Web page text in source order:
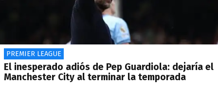
PREMIER LEAGUE
El inesperado adiós de Pep Guardiola: dejaría el
Manchester City al terminar la temporada